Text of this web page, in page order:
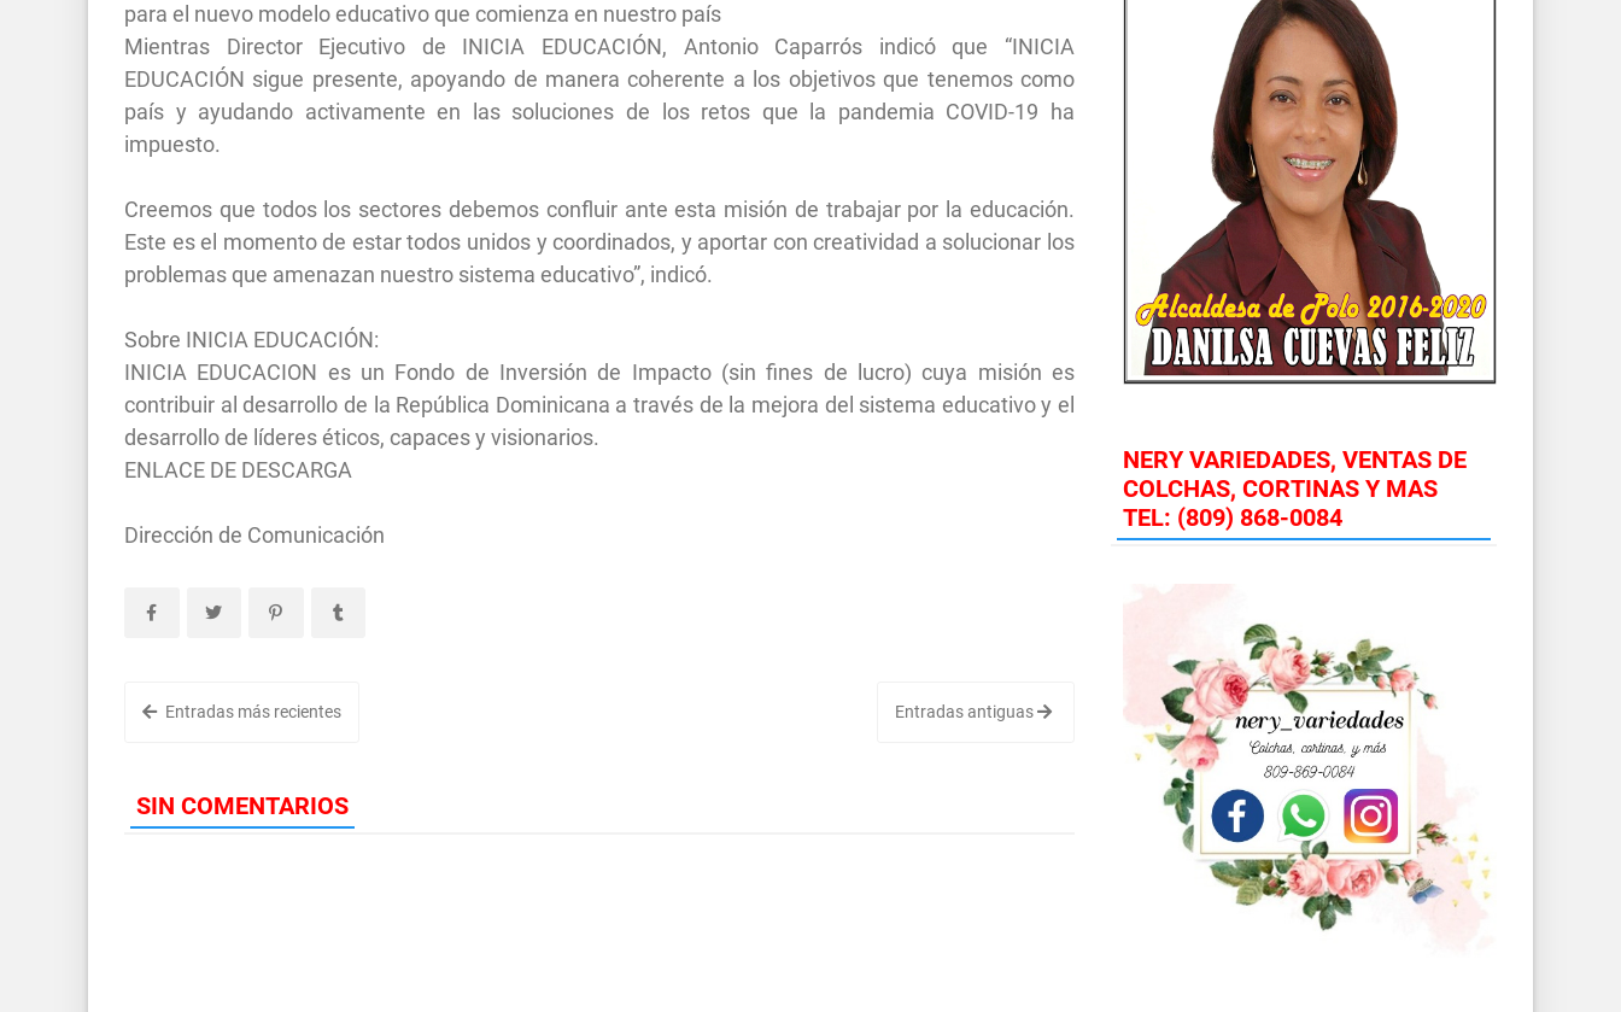
para el nuevo modelo educativo que comienza en nuestro país
Mientras Director Ejecutivo de INICIA EDUCACIÓN, Antonio Caparrós indicó que “INICIA
EDUCACIÓN sigue presente, apoyando de manera coherente a los objetivos que tenemos como
país y ayudando activamente en las soluciones de los retos que la pandemia COVID-19 ha
impuesto.
Creemos que todos los sectores debemos confluir ante esta misión de trabajar por la educación.
Este es el momento de estar todos unidos y coordinados, y aportar con creatividad a solucionar los
problemas que amenazan nuestro sistema educativo”, indicó.
Sobre INICIA EDUCACIÓN:
INICIA EDUCACION es un Fondo de Inversión de Impacto (sin fines de lucro) cuya misión es
contribuir al desarrollo de la República Dominicana a través de la mejora del sistema educativo y el
desarrollo de líderes éticos, capaces y visionarios.
ENLACE DE DESCARGA
Dirección de Comunicación
Entradas más recientes Entradas antiguas
SIN COMENTARIOS
NERY VARIEDADES, VENTAS DE
COLCHAS, CORTINAS Y MAS
TEL: (809) 868-0084